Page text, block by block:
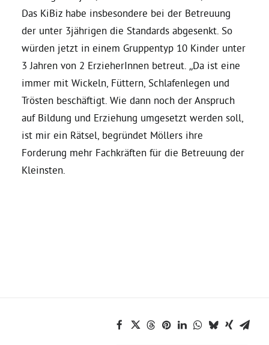
Ratsfraktion
Ratsmitglieder 2025 – 2030
Ratsanträge
Fraktionsgeschäftsstelle
Das KiBiz habe insbesondere bei der Betreuung
der unter 3jährigen die Standards abgesenkt. So
würden jetzt in einem Gruppentyp 10 Kinder unter
3 Jahren von 2 ErzieherInnen betreut. „Da ist eine
immer mit Wickeln, Füttern, Schlafenlegen und
Trösten beschäftigt. Wie dann noch der Anspruch
auf Bildung und Erziehung umgesetzt werden soll,
ist mir ein Rätsel, begründet Möllers ihre
Forderung mehr Fachkräften für die Betreuung der
Kleinsten.